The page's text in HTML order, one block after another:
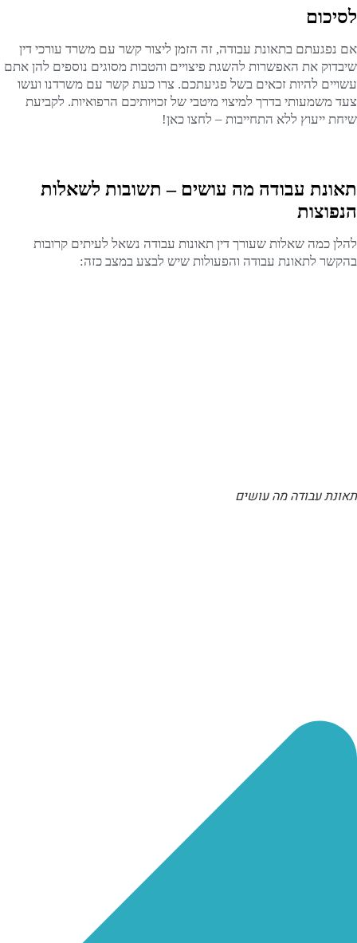
לסיכום
אם נפגעתם בתאונת עבודה, זה הזמן ליצור קשר עם משרד עורכי דין
שיבדוק את האפשרות להשגת פיצויים והטבות מסוגים נוספים להן אתם
עשויים להיות זכאים בשל פגיעתכם. צרו כעת קשר עם משרדנו ועשו
צעד משמעותי בדרך למיצוי מיטבי של זכויותיכם הרפואיות. לקביעת
שיחת ייעוץ ללא התחייבות – לחצו כאן!
תאונת עבודה מה עושים – תשובות לשאלות
הנפוצות
להלן כמה שאלות שעורך דין תאונות עבודה נשאל לעיתים קרובות
בהקשר לתאונת עבודה והפעולות שיש לבצע במצב כזה:
תאונת עבודה מה עושים